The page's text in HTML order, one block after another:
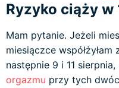
Ryzyko ciąży w
Mam pytanie. Jeżeli
miesiączce
następnie 9 i 11
orgazmu przy tych